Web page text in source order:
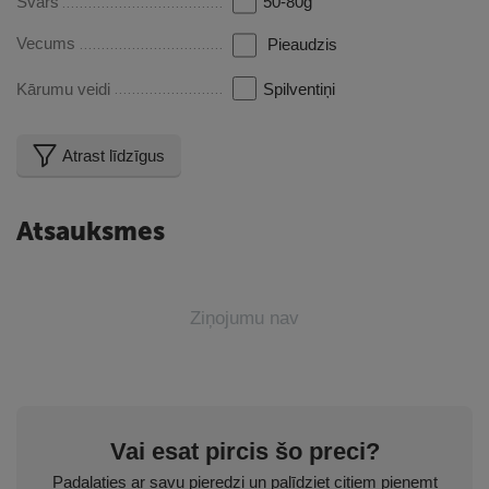
Vecums Pieaudzis
Kārumu veidi Spilventiņi
Atrast līdzīgus
Atsauksmes
Ziņojumu nav
Vai esat pircis šo preci?
Padalaties ar savu pieredzi un palīdziet citiem pieņemt